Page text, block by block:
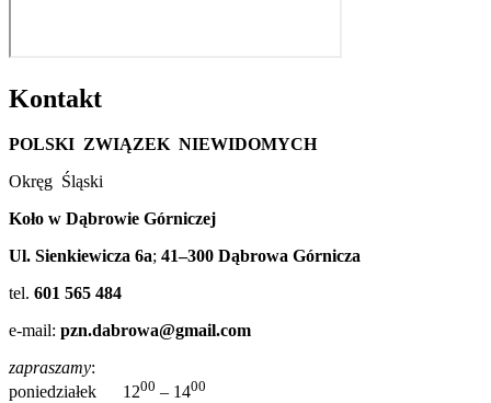
Kontakt
POLSKI ZWIĄZEK NIEWIDOMYCH
Okręg Śląski
Koło w Dąbrowie Górniczej
Ul. Sienkiewicza 6a; 41–300 Dąbrowa Górnicza
tel. 601 565 484
e-mail: pzn.dabrowa@gmail.com
zapraszamy:
poniedziałek 1200 – 1400